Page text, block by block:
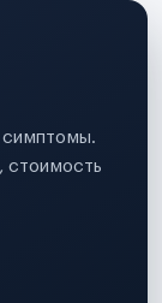
симптомы.
стоимость